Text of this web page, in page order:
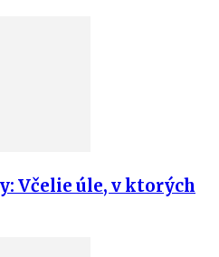
Včelie úle, v ktorých